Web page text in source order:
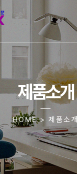
제품소개
HOME > 제품소개